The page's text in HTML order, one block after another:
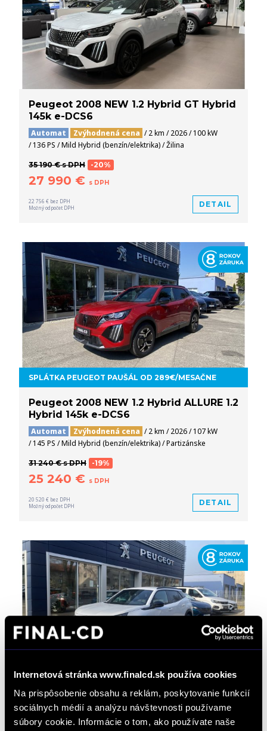
Internetová stránka www.finalcd.sk používa cookies
Na prispôsobenie obsahu a reklám, poskytovanie funkcií
sociálnych médií a analýzu návštevnosti používame
súbory cookie. Informácie o tom, ako používate naše
Peugeot 2008 NEW 1.2 Hybrid GT Hybrid
145k e-DCS6
Automat Zvýhodnená cena / 2 km / 2026 / 100 kW
/ 136 PS / Mild Hybrid (benzín/elektrika) / Žilina
35 190 € s DPH -20%
27 990 € s DPH
22 756 € bez DPH
Možný odpočet DPH
DETAIL
SPLÁTKA PEUGEOT PAUŠÁL OD 289€/MESAČNE
Peugeot 2008 NEW 1.2 Hybrid ALLURE 1.2
Hybrid 145k e-DCS6
Automat Zvýhodnená cena / 2 km / 2026 / 107 kW
/ 145 PS / Mild Hybrid (benzín/elektrika) / Partizánske
31 240 € s DPH -19%
25 240 € s DPH
20 520 € bez DPH
Možný odpočet DPH
DETAIL
SPLÁTKA PEUGEOT PAUŠÁL OD 289€/MESAČNE
Peugeot 2008 NEW 1.2 Hybrid ALLURE 1.2
Hybrid 145k e-DCS6